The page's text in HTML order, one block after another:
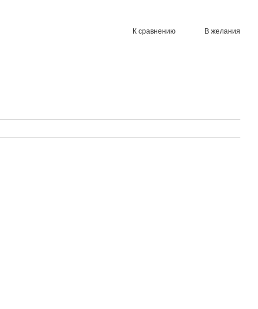
К сравнению В желания